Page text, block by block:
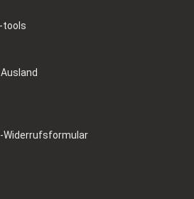
tools
Widerrufsformular